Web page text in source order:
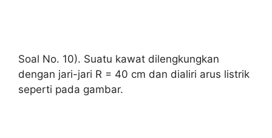
Soal No. 10). Suatu kawat dilengkungkan
dengan jari-jari R = 40 cm dan dialiri arus listrik
seperti pada gambar.